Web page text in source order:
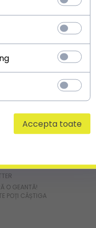
O GEANTĂ!
POȚI CÂȘTIGA
DESPRE FIRMĂ
Accepta toate